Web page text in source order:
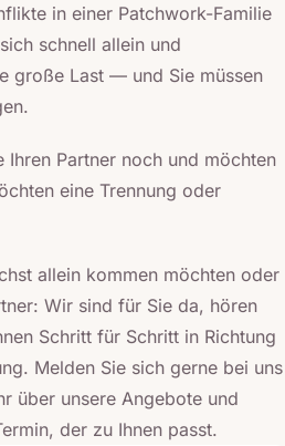
in einer Patchwork-Familie
schnell allein und
große Last — und Sie müssen
Ihren Partner noch und möchten
eine Trennung oder
allein kommen möchten oder
Wir sind für Sie da, hören
Schritt für Schritt in Richtung
Melden Sie sich gerne bei uns
über unsere Angebote und
der zu Ihnen passt.